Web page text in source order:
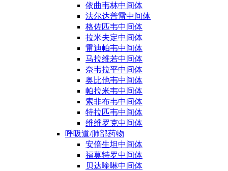
依曲韦林中间体
法尔达普雷中间体
格佐匹韦中间体
拉米夫定中间体
雷迪帕韦中间体
马拉维若中间体
奈韦拉平中间体
奥比他韦中间体
帕拉米韦中间体
索非布韦中间体
特拉匹韦中间体
维维罗克中间体
呼吸道/肺部药物
安倍生坦中间体
福莫特罗中间体
贝达喹啉中间体